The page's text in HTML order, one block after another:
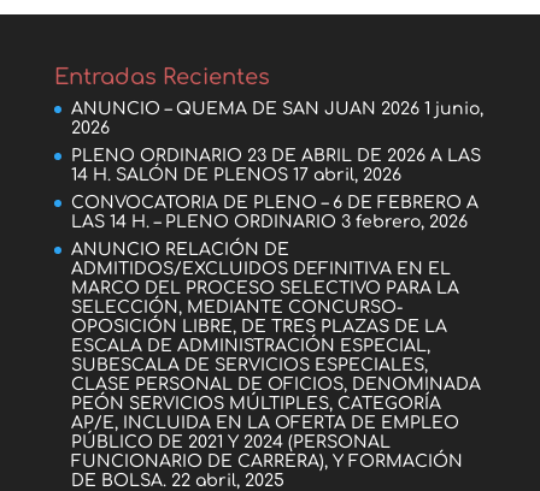
Entradas Recientes
ANUNCIO – QUEMA DE SAN JUAN 2026 1 junio,
2026
PLENO ORDINARIO 23 DE ABRIL DE 2026 A LAS
14 H. SALÓN DE PLENOS 17 abril, 2026
CONVOCATORIA DE PLENO – 6 DE FEBRERO A
LAS 14 H. – PLENO ORDINARIO 3 febrero, 2026
ANUNCIO RELACIÓN DE
ADMITIDOS/EXCLUIDOS DEFINITIVA EN EL
MARCO DEL PROCESO SELECTIVO PARA LA
SELECCIÓN, MEDIANTE CONCURSO-
OPOSICIÓN LIBRE, DE TRES PLAZAS DE LA
ESCALA DE ADMINISTRACIÓN ESPECIAL,
SUBESCALA DE SERVICIOS ESPECIALES,
CLASE PERSONAL DE OFICIOS, DENOMINADA
PEÓN SERVICIOS MÚLTIPLES, CATEGORÍA
AP/E, INCLUIDA EN LA OFERTA DE EMPLEO
PÚBLICO DE 2021 Y 2024 (PERSONAL
FUNCIONARIO DE CARRERA), Y FORMACIÓN
DE BOLSA. 22 abril, 2025